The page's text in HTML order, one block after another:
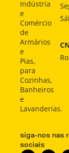
Indústria
e
Comércio
de
Armários
e
Pias,
para
Cozinhas,
Banheiros
e
Lavanderias.
Como
Notícias
siga-nos nas
sociais